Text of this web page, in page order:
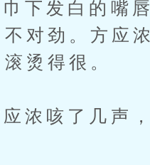
发白的嘴唇
对劲。方应
烫得很。
咳了几声，